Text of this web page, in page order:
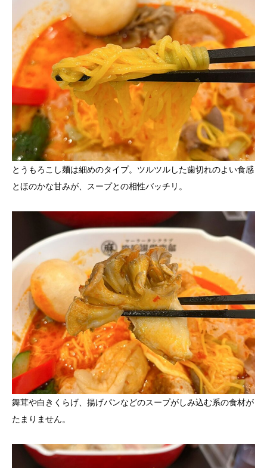
とうもろこし麺は細めのタイプ。ツルツルした歯切れのよい食感
とほのかな甘みが、スープとの相性バッチリ。
舞茸や白きくらげ、揚げパンなどのスープがしみ込む系の食材が
たまりません。